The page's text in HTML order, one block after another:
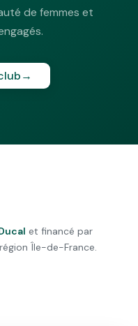
de femmes et
→
et financé par
Île-de-France.